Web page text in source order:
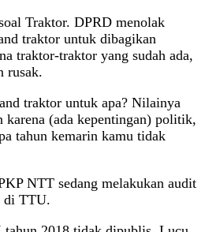
Traktor. DPRD menolak
traktor untuk dibagikan
traktor-traktor yang sudah ada,
rusak.
traktor untuk apa? Nilainya
(ada kepentingan) politik,
tahun kemarin kamu tidak
NTT sedang melakukan audit
di TTU.